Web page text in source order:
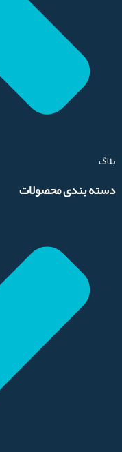
بلاگ
دسته بندی محصولات